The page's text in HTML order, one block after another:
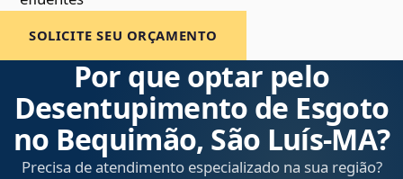
SOLICITE SEU ORÇAMENTO
Por que optar pelo
Desentupimento de Esgoto
no Bequimão, São Luís‑MA?
Precisa de atendimento especializado na sua região?